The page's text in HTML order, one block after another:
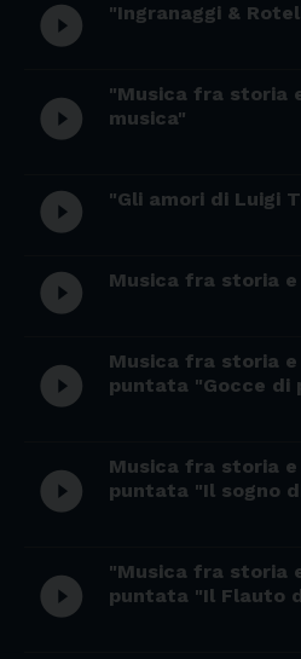
play_circle_filled "Ingranaggi &
play_circle_filled
"Musica fra storia
musica"
play_circle_filled "Gli amori di Luigi
play_circle_filled Musica fra storia
play_circle_filled
Musica fra storia
puntata "Gocce di
play_circle_filled
Musica fra storia
puntata "Il sogno
play_circle_filled
"Musica fra storia
puntata "Il Flauto